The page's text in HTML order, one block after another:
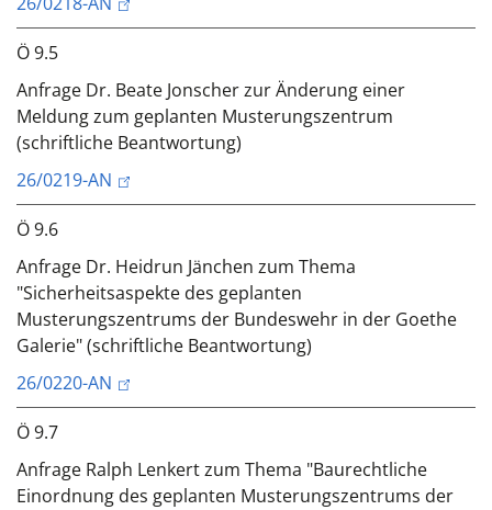
Ö 9.5
Anfrage Dr. Beate Jonscher zur Änderung einer
Meldung zum geplanten Musterungszentrum
(schriftliche Beantwortung)
26/0219-AN
Ö 9.6
Anfrage Dr. Heidrun Jänchen zum Thema
"Sicherheitsaspekte des geplanten
Musterungszentrums der Bundeswehr in der Goethe
Galerie" (schriftliche Beantwortung)
26/0220-AN
Ö 9.7
Anfrage Ralph Lenkert zum Thema "Baurechtliche
Einordnung des geplanten Musterungszentrums der